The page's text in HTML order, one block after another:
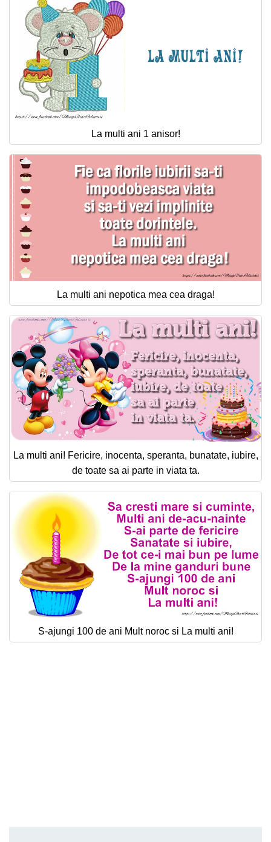
La multi ani 1 anisor!
La multi ani nepotica mea cea draga!
La multi ani! Fericire, inocenta, speranta, bunatate, iubire,
de toate sa ai parte in viata ta.
S-ajungi 100 de ani Mult noroc si La multi ani!